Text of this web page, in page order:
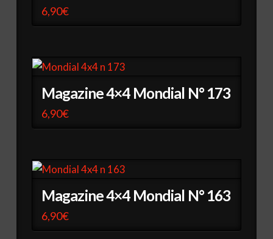
6,90€
Magazine 4×4 Mondial N° 173
6,90€
Magazine 4×4 Mondial N° 163
6,90€